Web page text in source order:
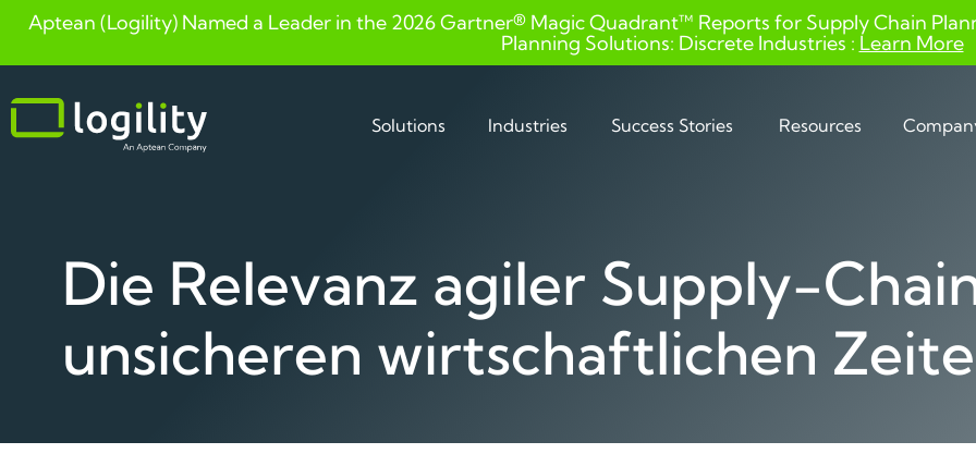
Skip
content
Aptean (Logility) Named a Leader in the 2026 Gartner® Magic Quadrant™ Reports for Supply Chain
Planning Solutions: Discrete Industries : Learn More
Solutions Industries Success Stories Resources
Die Relevanz agiler Supply-
unsicheren wirtschaftlichen